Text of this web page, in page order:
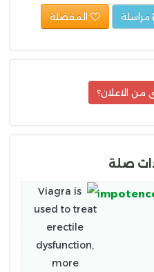
الاعلان؟
ذات صلة
known as